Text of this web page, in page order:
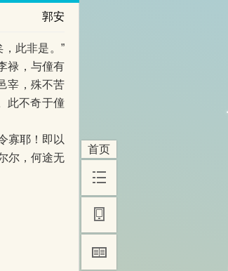
首页
郭安
此非是。”
禄，与僮有
宰，殊不苦
此不奇于僮
寡耶！即以
尔，何途无